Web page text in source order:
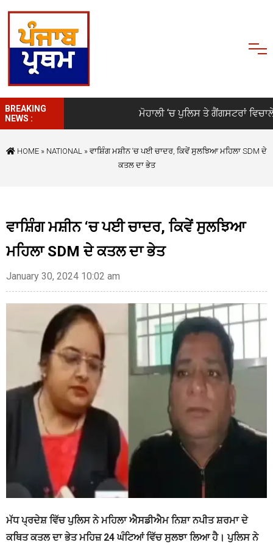
BREAKING
NEWS :
ਮੋਹਾਲੀ ‘ਚ ਪੁਲਿਸ ਤੇ ਗੈਂਗਸਟਰਾਂ
HOME » NATIONAL » ਵਾਸ਼ਿੰਗ ਮਸ਼ੀਨ ‘ਚ ਪਈ ਚਾਦਰ, ਕਿਵੇਂ ਸੁਲਝਿਆ ਮਹਿਲਾ SDM ਦੇ
ਕਤਲ ਦਾ ਭੇਤ
ਵਾਸ਼ਿੰਗ ਮਸ਼ੀਨ ‘ਚ ਪਈ ਚਾਦਰ, ਕਿਵੇਂ ਸੁਲਝਿਆ
ਮਹਿਲਾ SDM ਦੇ ਕਤਲ ਦਾ ਭੇਤ
January 30, 2024 10:02 am
ਮੱਧ ਪ੍ਰਦੇਸ਼ ਵਿੱਚ ਪੁਲਿਸ ਨੇ ਮਹਿਲਾ ਐਸਡੀਐਮ ਨਿਸ਼ਾ ਨਪੀਤ ਸ਼ਰਮਾ ਦੇ
ਕਥਿਤ ਕਤਲ ਦਾ ਭੇਤ ਮਹਿਜ਼ 24 ਘੰਟਿਆਂ ਵਿੱਚ ਸੁਲਝਾ ਲਿਆ ਹੈ। ਪੁਲਿਸ ਨੇ